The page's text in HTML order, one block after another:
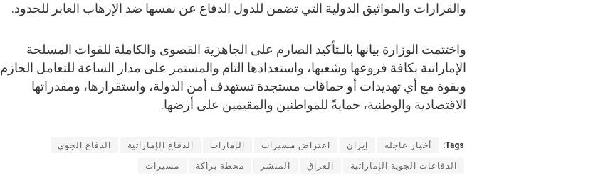
والقرارات والمواثيق الدولية التي تضمن للدول الدفاع عن نفسها ضد الإرهاب العابر للحدود.
واختتمت الوزارة بيانها بالـتأكيد الصارم على الجاهزية القصوى والكاملة للقوات المسلحة
الإماراتية بكافة فروعها وشعبها، واستعدادها التام والمستمر على مدار الساعة للتعامل الحازم
وبقوة مع أي تهديدات أو حماقات مستجدة تستهدف أمن الدولة، واستقرارها، ومقدراتها
الاقتصادية والوطنية، حمايةً للمواطنين والمقيمين على أرضها.
Tags: أخبار عاجله إيران اعتراض مسيرات الإمارات الدفاع الإماراتية الدفاع الجوي
الدفاعات الجوية الإماراتية العراق المنشر محطة براكة مسيرات